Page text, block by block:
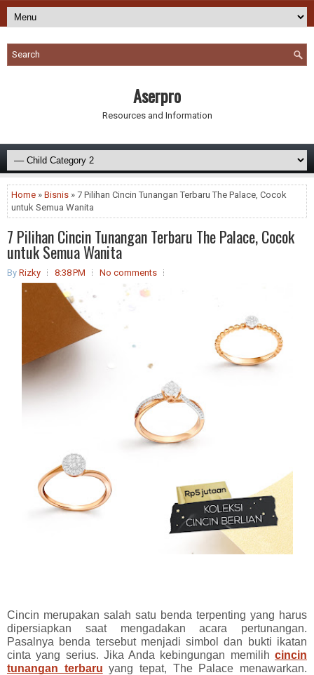
Aserpro
Resources and Information
Home » Bisnis » 7 Pilihan Cincin Tunangan Terbaru The Palace, Cocok
untuk Semua Wanita
7 Pilihan Cincin Tunangan Terbaru The Palace, Cocok
untuk Semua Wanita
By Rizky 8:38 PM No comments
Cincin merupakan salah satu benda terpenting yang harus
dipersiapkan saat mengadakan acara pertunangan.
Pasalnya benda tersebut menjadi simbol dan bukti ikatan
cinta yang serius. Jika Anda kebingungan memilih cincin
tunangan terbaru yang tepat, The Palace menawarkan.